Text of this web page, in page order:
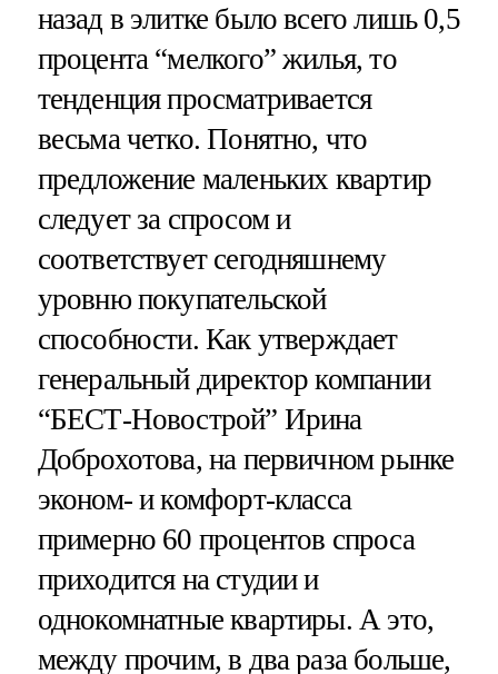
назад в элитке было всего лишь 0,5
процента “мелкого” жилья, то
тенденция просматривается
весьма четко. Понятно, что
предложение маленьких квартир
следует за спросом и
соответствует сегодняшнему
уровню покупательской
способности. Как утверждает
генеральный директор компании
“БЕСТ-Новострой” Ирина
Доброхотова, на первичном рынке
эконом- и комфорт-класса
примерно 60 процентов спроса
приходится на студии и
однокомнатные квартиры. А это,
между прочим, в два раза больше,